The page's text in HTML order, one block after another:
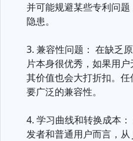
并可能规避某些专利问
隐患。
3. 兼容性问题： 在缺乏
片本身很优秀，如果用
其价值也会大打折扣。
要广泛的兼容性。
4. 学习曲线和转换成本
发者和普通用户而言，从